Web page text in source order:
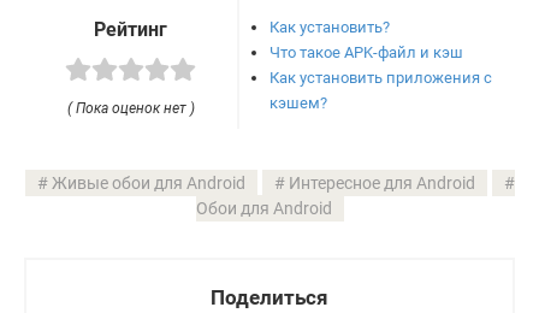
Рейтинг
( Пока оценок нет )
Как установить?
Что такое APK-файл и кэш
Как установить приложения с
кэшем?
Живые обои для Android
Интересное для Android
Обои для Android
Поделиться